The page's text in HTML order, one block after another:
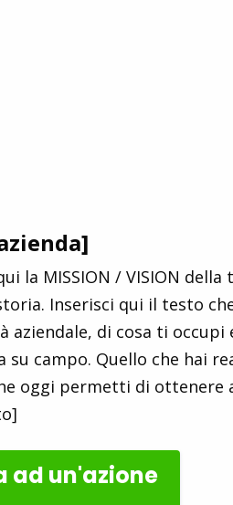
la MISSION / VISION della
Inserisci qui il testo
aziendale, di cosa ti occupi
su campo. Quello che hai
oggi permetti di ottenere
ad un'azione